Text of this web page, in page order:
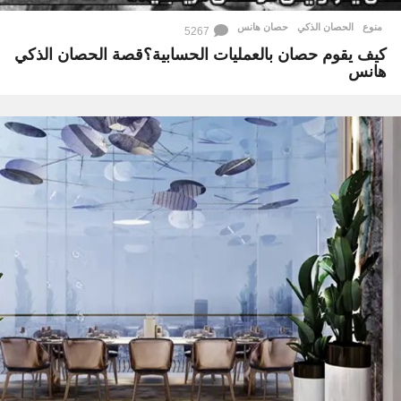
منوع الحصان الذكي ,
حصان هانس 5267
كيف يقوم حصان بالعمليات الحسابية؟قصة الحصان الذكي
هانس